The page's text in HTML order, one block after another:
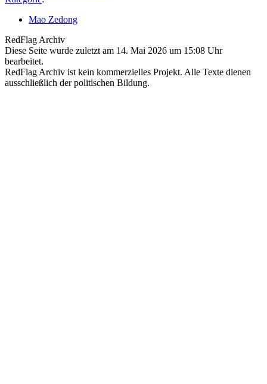
Mao Zedong
RedFlag Archiv
Diese Seite wurde zuletzt am 14. Mai 2026 um 15:08 Uhr
bearbeitet.
RedFlag Archiv ist kein kommerzielles Projekt. Alle Texte dienen
ausschließlich der politischen Bildung.